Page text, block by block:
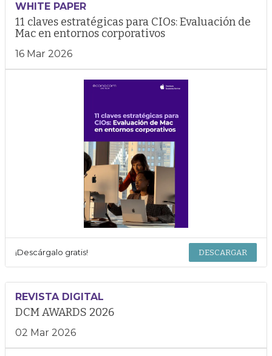
WHITE PAPER
11 claves estratégicas para CIOs: Evaluación de
Mac en entornos corporativos
16 Mar 2026
¡Descárgalo gratis! DESCARGAR
REVISTA DIGITAL
DCM AWARDS 2026
02 Mar 2026